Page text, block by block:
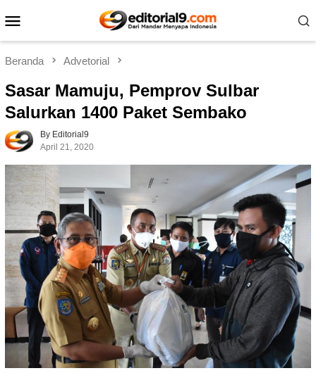
ke
Mobile
Beranda Advetorial
Sasar Mamuju, Pemprov Sulbar
Salurkan 1400 Paket Sembako
By Editorial9
April 21, 2020